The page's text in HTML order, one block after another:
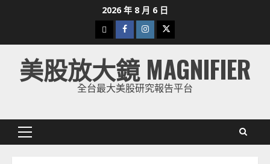
2026 年 8 月 6 日
下
載
美
股
Facebook
Instagram
Twitter
美股放大鏡 MAGNIFIER
全台最大美股研究報告平台
Primary